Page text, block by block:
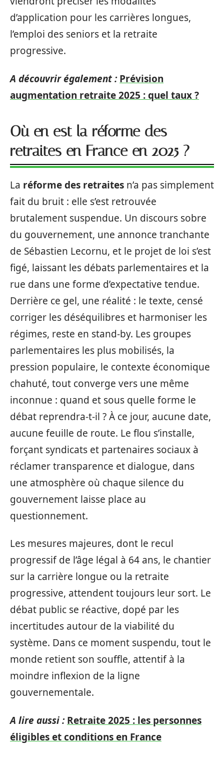
d’application pour les carrières longues,
l’emploi des seniors et la retraite
progressive.
A découvrir également : Prévision
augmentation retraite 2025 : quel taux ?
Où en est la réforme des
retraites en France en 2025 ?
La réforme des retraites n’a pas simplement
fait du bruit : elle s’est retrouvée
brutalement suspendue. Un discours sobre
du gouvernement, une annonce tranchante
de Sébastien Lecornu, et le projet de loi s’est
figé, laissant les débats parlementaires et la
rue dans une forme d’expectative tendue.
Derrière ce gel, une réalité : le texte, censé
corriger les déséquilibres et harmoniser les
régimes, reste en stand-by. Les groupes
parlementaires les plus mobilisés, la
pression populaire, le contexte économique
chahuté, tout converge vers une même
inconnue : quand et sous quelle forme le
débat reprendra-t-il ? À ce jour, aucune date,
aucune feuille de route. Le flou s’installe,
forçant syndicats et partenaires sociaux à
réclamer transparence et dialogue, dans
une atmosphère où chaque silence du
gouvernement laisse place au
questionnement.
Les mesures majeures, dont le recul
progressif de l’âge légal à 64 ans, le chantier
sur la carrière longue ou la retraite
progressive, attendent toujours leur sort. Le
débat public se réactive, dopé par les
incertitudes autour de la viabilité du
système. Dans ce moment suspendu, tout le
monde retient son souffle, attentif à la
moindre inflexion de la ligne
gouvernementale.
A lire aussi : Retraite 2025 : les personnes
éligibles et conditions en France